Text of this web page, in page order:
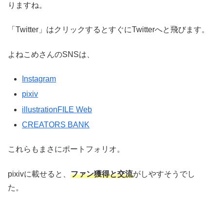
りますね。
「Twitter」はクリックするとすぐにTwitterへと飛びます。
よねこめさんのSNSは、
Instagram
pixiv
illustrationFILE Web
CREATORS BANK
これらもまさにポートフォリオ。
pixivに載せると、 ファン獲得と交流がしやすそうでし
た。